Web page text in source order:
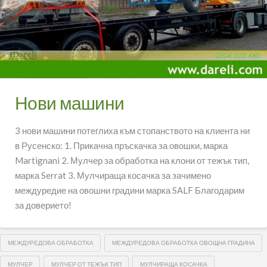
Нови машини
3 нови машини потеглиха към стопанството на клиента ни
в Русенско: 1. Прикачна пръскачка за овошки, марка
Martignani 2. Мулчер за обработка на клони от тежък тип,
марка Serrat 3. Мулчираща косачка за зачимено
междуредие на овошни градини марка SALF Благодарим
за доверието!
МЕЖДУРЕДОВА ОБРАБОТКА МЕЖДУРЕДОВА ОБРАБОТКА ОВОЩНА ГРАДИНА
МУЛЧЕР МУЛЧЕР ОТ ТЕЖЪК ТИП МУЛЧИРАЩА КОСАЧКА